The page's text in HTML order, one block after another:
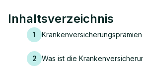
Inhaltsverzeichnis
1
2 Was ist die